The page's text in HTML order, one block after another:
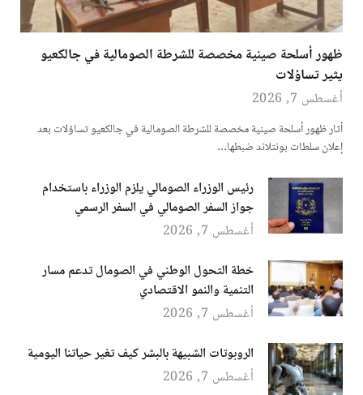
ظهور أسلحة صينية مخصصة للشرطة الصومالية في جالكعيو
يثير تساؤلات
أغسطس 7, 2026
أثار ظهور أسلحة صينية مخصصة للشرطة الصومالية في جالكعيو تساؤلات بعد
إعلان سلطات بونتلاند ضبطها…
رئيس الوزراء الصومالي يلزم الوزراء باستخدام
جواز السفر الصومالي في السفر الرسمي
أغسطس 7, 2026
خطة التحول الوطني في الصومال تدعم مسار
التنمية والنمو الاقتصادي
أغسطس 7, 2026
الروبوتات الشبيهة بالبشر كيف تغير حياتنا اليومية
أغسطس 7, 2026